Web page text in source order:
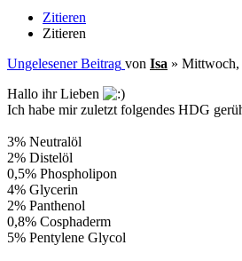
Zitieren
Zitieren
Ungelesener Beitrag von Isa » Mittwoch,
Hallo ihr Lieben
Ich habe mir zuletzt folgendes HDG
3% Neutralöl
2% Distelöl
0,5% Phospholipon
4% Glycerin
2% Panthenol
0,8% Cosphaderm
5% Pentylene Glycol